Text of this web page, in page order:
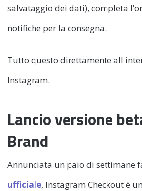
salvataggio dei dati), completa
notifiche per la consegna.
Tutto questo direttamente all
Instagram.
Lancio versione
Brand
Annunciata un paio di settimane
ufficiale, Instagram Checkout è